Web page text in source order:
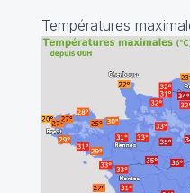
Températures